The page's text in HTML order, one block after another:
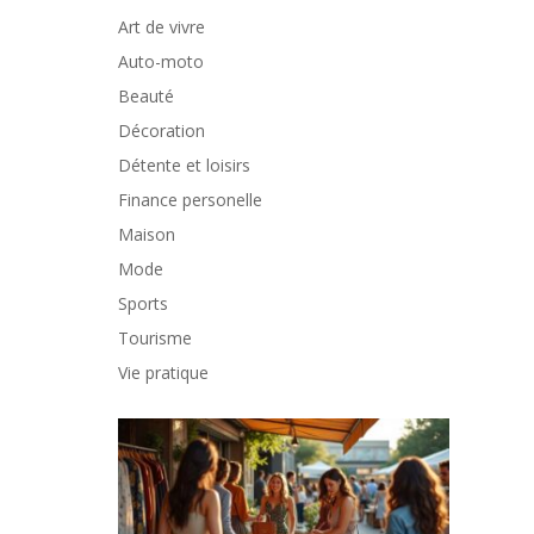
Art de vivre
Auto-moto
Beauté
Décoration
Détente et loisirs
Finance personelle
Maison
Mode
Sports
Tourisme
Vie pratique